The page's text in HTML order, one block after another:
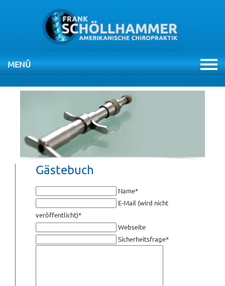
MENÜ
ÜBERSPRINGEN
HOME
THERAPIEN
CHIROPRAKTIK
VIDEOS
KONTAKT
Gästebuch
Pflichtfeld
Name*
Pflichtfeld
E-Mail (wird nicht
veröffentlicht)*
Webseite
Pflichtfeld
Sicherheitsfrage*Was